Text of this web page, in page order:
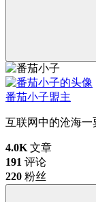
番茄小子盟主
互联网中的沧海一
4.0K 文章
191 评论
220 粉丝